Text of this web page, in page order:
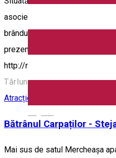
asociere cu frasinul, o să fim
brânduşă de toamnă, sisinel
prezente în sit amintim pisica
http://romaniasalbatica.ro/;
Tărlung, Romania
Atracție naturală
Bătrânul Carpaților -
Mai sus de satul Mercheaşa